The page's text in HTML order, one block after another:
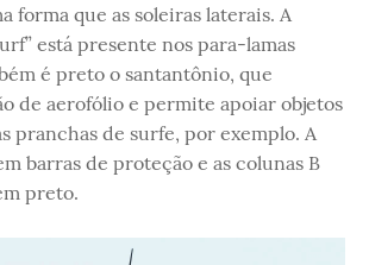
forma que as soleiras laterais. A
está presente nos para-lamas
é preto o santantônio, que
de aerofólio e permite apoiar objetos
pranchas de surfe, por exemplo. A
barras de proteção e as colunas B
preto.